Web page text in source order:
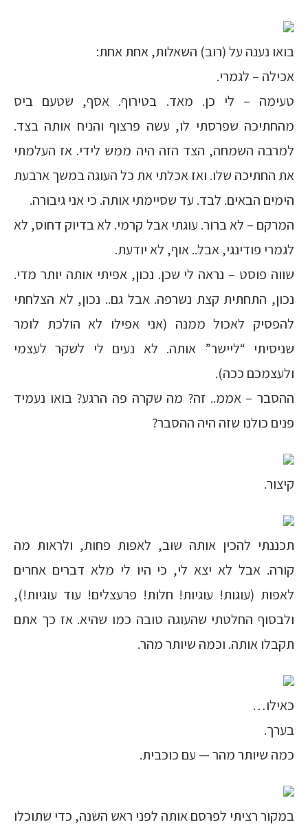
בואו נענה על (רוב) השאלות, אחת אחת:
אכילה – לגמרי.
טעימה – לי כן. מאד. בטירוף. אסף, שטעם ביס
מהחתיכה שפרסתי לו, עשה פרצוף והניח אותה בצד.
למרבה השמחה, הצד הזה היה ממש לידי. אז העלמתי
את החתיכה שלו. ואז אכלתי את כל העוגה במשך ארבעת
הימים הבאים. לבד. עד שסיימתי אותה. כי אני גיבורה.
המרקם – לא ברור. עוגתי אבל קרמי. לא בדיוק דחוס, לא
לגמרי פודינגי, אבל.. אוף, לא יודעת.
שווה פוסט – נראה לי שכן. נכון, אפיתי אותה יותר מדי.
נכון, התחתית קצת נשרפה. אבל גם.. נכון, לא הצלחתי
להפסיק לאכול ממנה (אני אפילו לא הולכת לומר
שניסיתי “ליישר” אותה. לא נעים לי לשקר לעצמי
ולעצמכם ככה).
ההסבר – אממ.. זה? מה שקרה פה הרגע? בואו נעמיד
פנים כולנו שזה היה ההסבר?
קיצור.
תכננתי להכין אותה שוב, לאפות פחות, ולראות מה
קורה. אבל לא יצא לי, כי היו לי מלא דברים אחרים
לאפות (עוגות! עוגיות! חלות! פרעצלים! עוד עוגיות!),
ולבסוף החלטתי שהעוגה טובה כמו שהיא. אז כך אתם
תקבלו אותה. וכמה שיותר מהר.
כאילו…
בערך.
כמה שיותר מהר — עם כוכבית.
במקור רציתי לפרסם אותה לפני ראש השנה, כדי שתוכלו